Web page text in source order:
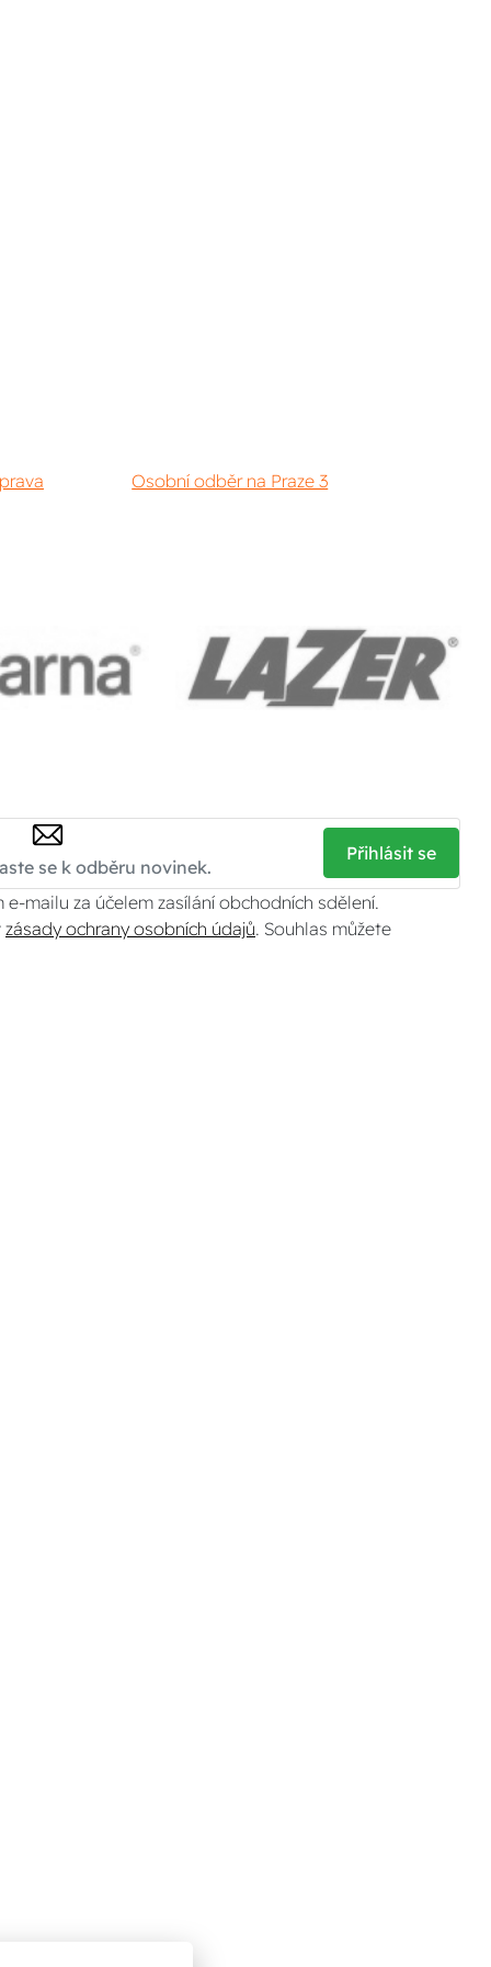
Osobní odběr na Praze 3
Přihlásit se
e-mailu za účelem zasílání obchodních sdělení.
zásady ochrany osobních údajů. Souhlas můžete